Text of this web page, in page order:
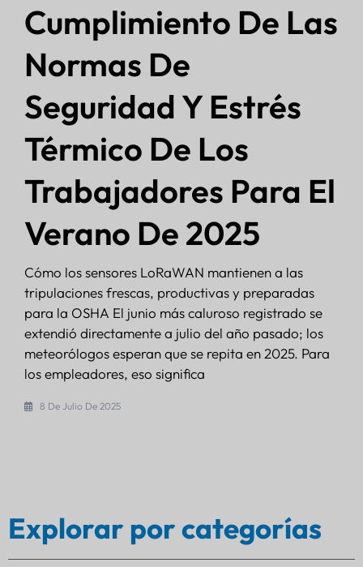
Cumplimiento De Las
Normas De
Seguridad Y Estrés
Térmico De Los
Trabajadores Para El
Verano De 2025
Cómo los sensores LoRaWAN mantienen a las
tripulaciones frescas, productivas y preparadas
para la OSHA El junio más caluroso registrado se
extendió directamente a julio del año pasado; los
meteorólogos esperan que se repita en 2025. Para
los empleadores, eso significa
8 De Julio De 2025
Explorar por categorías